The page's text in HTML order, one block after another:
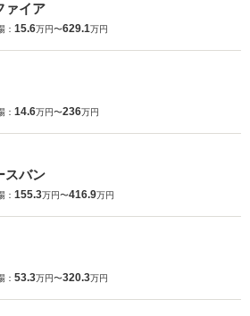
ァイア
： 15.6万円〜629.1万円
： 14.6万円〜236万円
スバン
： 155.3万円〜416.9万円
： 53.3万円〜320.3万円